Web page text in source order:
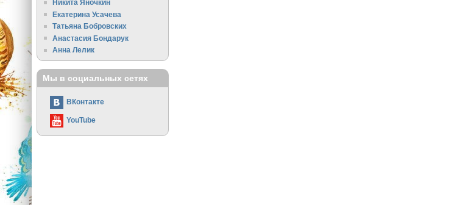
Никита Яночкин
Екатерина Усачева
Татьяна Бобровских
Анастасия Бондарук
Анна Лелик
Мы в социальных сетях
ВКонтакте
YouTube